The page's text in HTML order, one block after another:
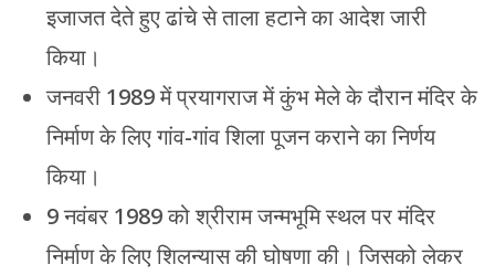
इजाजत देते हुए ढांचे से ताला हटाने का आदेश जारी
किया।
जनवरी 1989 में प्रयागराज में कुंभ मेले के दौरान मंदिर के
निर्माण के लिए गांव-गांव शिला पूजन कराने का निर्णय
किया।
9 नवंबर 1989 को श्रीराम जन्मभूमि स्थल पर मंदिर
निर्माण के लिए शिलन्यास की घोषणा की। जिसको लेकर